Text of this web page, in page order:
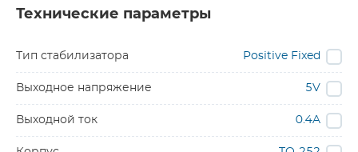
Технические параметры
Тип стабилизатора Positive Fixed
Выходное напряжение 5V
Выходной ток 0.4A